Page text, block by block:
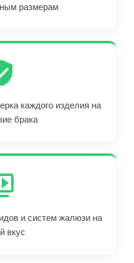
размерам
каждого изделия на
брака
и систем жалюзи на
вкус